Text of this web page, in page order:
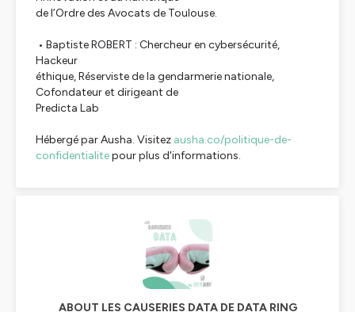
de l’Ordre des Avocats de Toulouse.
• Baptiste ROBERT : Chercheur en cybersécurité,
Hackeur
éthique, Réserviste de la gendarmerie nationale,
Cofondateur et dirigeant de
Predicta Lab
Hébergé par Ausha. Visitez ausha.co/politique-de-
confidentialitepour plus d'informations.
ABOUT LES CAUSERIES DATA DE DATA RING